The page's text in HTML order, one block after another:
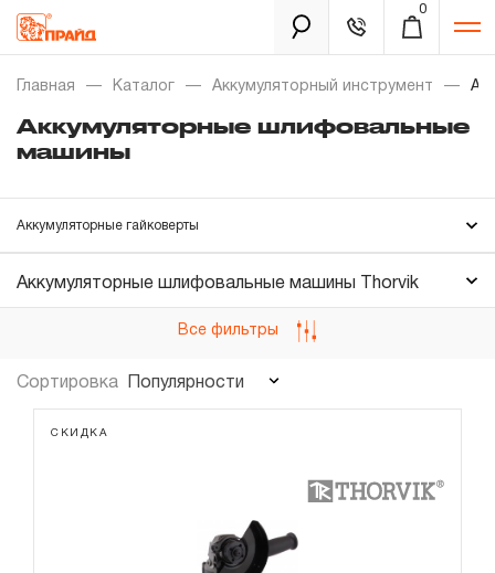
0
Каталог
Золотая лихорадка
Распродажа
О нас
Новости
Гарантия и сервис
Забыли пароль?
Главная Каталог Аккумуляторный инструмент
Аккумуляторные шлифовальные
машины
Аккумуляторные гайковерты
Аккумуляторные шлифовальные машины
Аккумуляторные шлифовальные машины Thorvik
Все фильтры
Сортировка Популярности
СКИДКА